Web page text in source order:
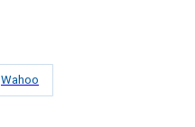
Wahoo